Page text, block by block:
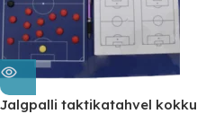
Jalgpalli taktikatahvel kokku